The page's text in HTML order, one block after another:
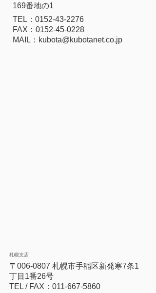
​MAIL： kubota@kubotanet.co.jp
​TEL：0152-43-2276
169番地の1
札幌支店
〒006-0807 札幌市手稲区新発寒7条1
丁目1番26号
​TEL / FAX：011-667-5860
FAX：0152-45-0228